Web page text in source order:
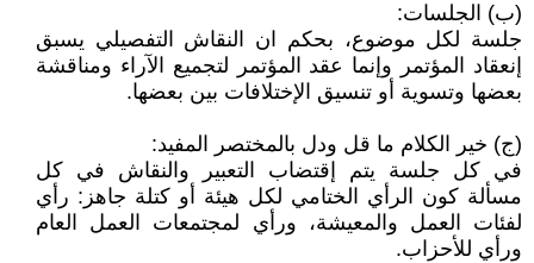
(ب) الجلسات:
جلسة لكل موضوع، بحكم ان النقاش التفصيلي يسبق
إنعقاد المؤتمر وإنما عقد المؤتمر لتجميع الآراء ومناقشة
بعضها وتسوية أو تنسيق الإختلافات بين بعضها.
(ج) خير الكلام ما قل ودل بالمختصر المفيد:
في كل جلسة يتم إقتضاب التعبير والنقاش في كل
مسألة كون الرأي الختامي لكل هيئة أو كتلة جاهز: رأي
لفئات العمل والمعيشة، ورأي لمجتمعات العمل العام
ورأي للأحزاب.